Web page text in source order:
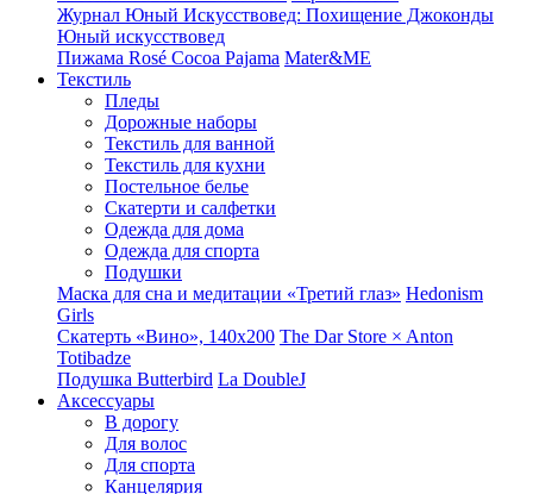
Журнал Юный Искусствовед: Похищение Джоконды
Юный искусствовед
Пижама Rosé Cocoa Pajama Mater&ME
Текстиль
Пледы
Дорожные наборы
Текстиль для ванной
Текстиль для кухни
Постельное белье
Скатерти и салфетки
Одежда для дома
Одежда для спорта
Подушки
Маска для сна и медитации «Третий глаз» Hedonism
Girls
Скатерть «Вино», 140х200 The Dar Store × Anton
Totibadze
Подушка Butterbird La DoubleJ
Аксессуары
В дорогу
Для волос
Для спорта
Канцелярия